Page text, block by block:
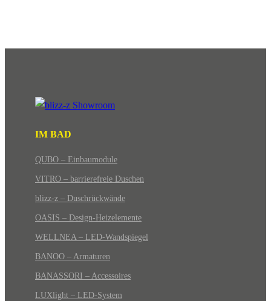
IM BAD
QUBO – Einbaumodule
VITRO – barrierefreie Duschen
blizz-z – Duschrückwände
OASIS – Design-Heizelemente
WELLNEA – LED-Wandspiegel
BANOO – Armaturen
BANASSORI – Accessoires
LUXlight – LED-System